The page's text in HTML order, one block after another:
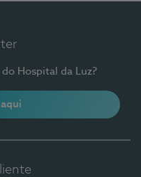
Hospital da Luz?